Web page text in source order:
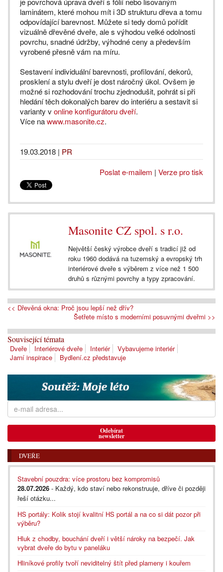
laminátem, které mohou mít i 3D strukturu dřeva a tomu
odpovídající barevnost. Můžete si tedy domů pořídit
vizuálně dřevěné dveře, ale s výhodou velké odolnosti
povrchu, snadné údržby, výhodné ceny a především
vyrobené přesně vám na míru.
Sestavení individuální barevnosti, profilování, dekorů,
prosklení a stylu dveří je dost náročný úkol. Ovšem je
možné si rozhodování trochu zjednodušit, pohrát si při
hledání těch dokonalých barev do interiéru a sestavit si
varianty vonline konfigurátoru dveří.
Více nawww.masonite.cz.
19.03.2018 | PR
Poslat e-mailem | Verze pro tisk
Masonite CZ spol. s r.o.
Největší český výrobce dveří s tradicí již od
roku 1960 dodává na tuzemský a evropský trh
interiérové dveře s výběrem z více než 1 500
druhů s různými povrchy a typy zpracování.
<< Dřevěná okna: Proč jsou lepší než dřív?
Šetřete místo s moderními posuvnými dveřmi >>
Související témata
Dveře Interiérové dveře Interiér
Vybavujeme interiér
Jarní inspirace
Bydlení.cz představuje
Odebírat
newsletter
DVEŘE
Stavební pouzdra: více prostoru bez kompromisů
28.07.2026 - Každý, kdo staví nebo rekonstruuje, dříve či později
řeší otázku...
HS portály: Kolik stojí kvalitní HS portál a na co si dát pozor při
výběru?
Hluk z chodby, bouchání dveří i větší nároky na bezpečí. Jak
vybrat dveře do bytu v paneláku
Hliníkové profily tvoří neviditelný štít před plameny i kouřem